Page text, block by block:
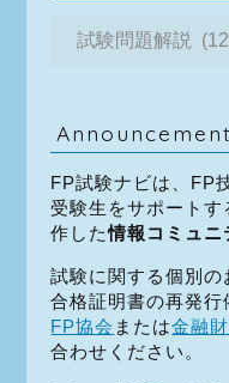
Announcement
FP試験ナビは、FP
受験生をサポートす
作した情報コミュニ
試験に関する個別の
合格証明書の再発行
FP協会 または金融
合わせください。